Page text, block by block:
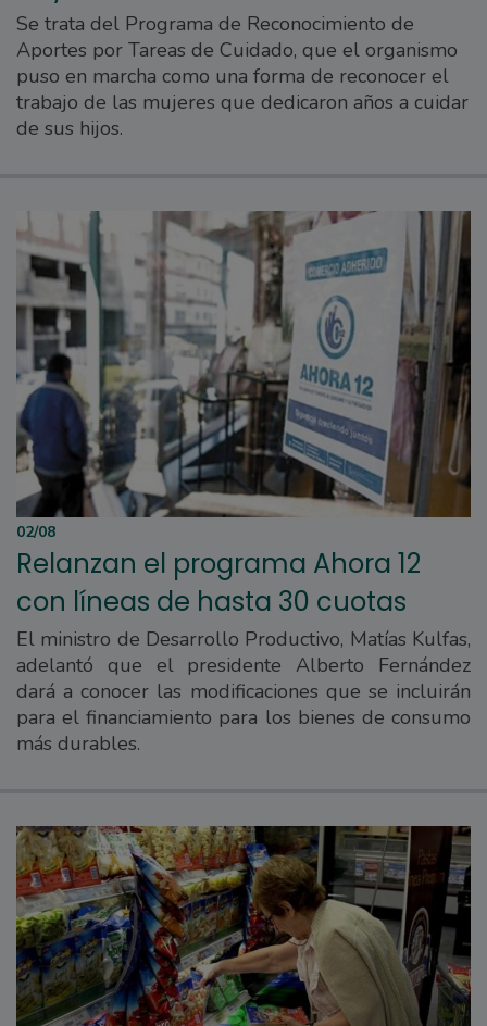
Se trata del Programa de Reconocimiento de
Aportes por Tareas de Cuidado, que el organismo
puso en marcha como una forma de reconocer el
trabajo de las mujeres que dedicaron años a cuidar
de sus hijos.
02/08
Relanzan el programa Ahora 12
con líneas de hasta 30 cuotas
El ministro de Desarrollo Productivo, Matías Kulfas,
adelantó que el presidente Alberto Fernández
dará a conocer las modificaciones que se incluirán
para el financiamiento para los bienes de consumo
más durables.